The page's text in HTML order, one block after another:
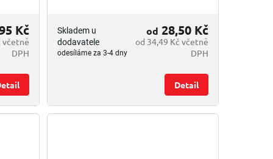
včetně
DPH
Kč
Skladem u
dodavatele
odesíláme za 3-4 dny
od 34,49 Kč včetně
DPH
od 28,50 Kč
Detail